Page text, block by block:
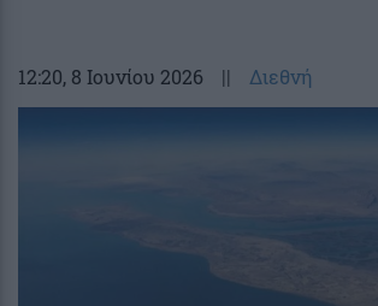
12:20, 8 Ιουνίου 2026 || Διεθνή